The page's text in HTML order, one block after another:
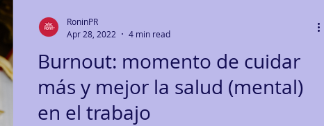
Burnout: momento de cuidar
más y mejor la salud (mental)
en el trabajo
RoninPR
Apr 28, 2022
4 min read